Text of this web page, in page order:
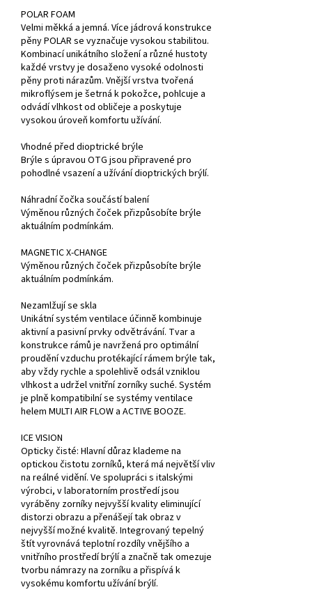
POLAR FOAM
Velmi měkká a jemná. Více jádrová konstrukce
pěny POLAR se vyznačuje vysokou stabilitou.
Kombinací unikátního složení a různé hustoty
každé vrstvy je dosaženo vysoké odolnosti
pěny proti nárazům. Vnější vrstva tvořená
mikroflýsem je šetrná k pokožce, pohlcuje a
odvádí vlhkost od obličeje a poskytuje
vysokou úroveň komfortu užívání.
Vhodné před dioptrické brýle
Brýle s úpravou OTG jsou připravené pro
pohodlné vsazení a užívání dioptrických brýlí.
Náhradní čočka součástí balení
Výměnou různých čoček přizpůsobíte brýle
aktuálním podmínkám.
MAGNETIC X-CHANGE
Výměnou různých čoček přizpůsobíte brýle
aktuálním podmínkám.
Nezamlžují se skla
Unikátní systém ventilace účinně kombinuje
aktivní a pasivní prvky odvětrávání. Tvar a
konstrukce rámů je navržená pro optimální
proudění vzduchu protékající rámem brýle tak,
aby vždy rychle a spolehlivě odsál vzniklou
vlhkost a udržel vnitřní zorníky suché. Systém
je plně kompatibilní se systémy ventilace
helem MULTI AIR FLOW a ACTIVE BOOZE.
ICE VISION
Opticky čisté: Hlavní důraz klademe na
optickou čistotu zorníků, která má největší vliv
na reálné vidění. Ve spolupráci s italskými
výrobci, v laboratorním prostředí jsou
vyráběny zorníky nejvyšší kvality eliminující
distorzi obrazu a přenášejí tak obraz v
nejvyšší možné kvalitě. Integrovaný tepelný
štít vyrovnává teplotní rozdíly vnějšího a
vnitřního prostředí brýlí a značně tak omezuje
tvorbu námrazy na zorníku a přispívá k
vysokému komfortu užívání brýlí.